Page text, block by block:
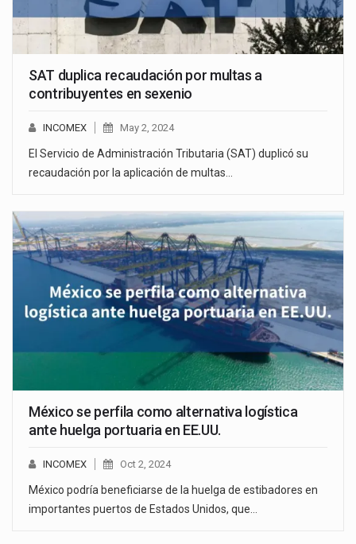
SAT duplica recaudación por multas a
contribuyentes en sexenio
INCOMEX May 2, 2024
El Servicio de Administración Tributaria (SAT) duplicó su
recaudación por la aplicación de multas…
México se perfila como alternativa logística
ante huelga portuaria en EE.UU.
INCOMEX Oct 2, 2024
México podría beneficiarse de la huelga de estibadores en
importantes puertos de Estados Unidos, que…